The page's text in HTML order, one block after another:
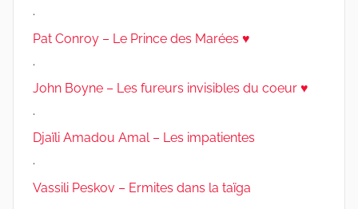
.
Pat Conroy – Le Prince des Marées ♥
.
John Boyne – Les fureurs invisibles du coeur ♥
.
Djaïli Amadou Amal – Les impatientes
.
Vassili Peskov – Ermites dans la taïga